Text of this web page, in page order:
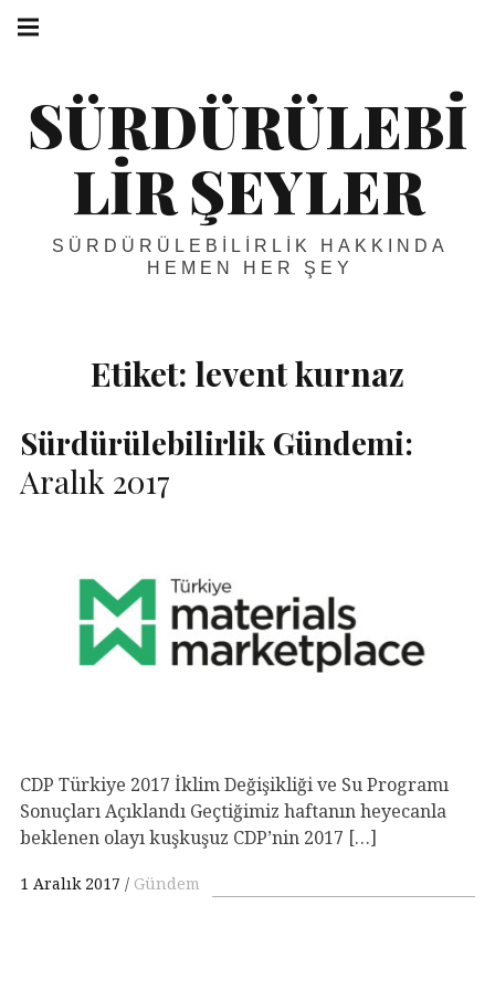
Skip
SÜRDÜRÜLEBI
LIR ŞEYLER
SÜRDÜRÜLEBILIRLIK HAKKINDA
HEMEN HER ŞEY
navigation
Etiket: levent kurnaz
Sürdürülebilirlik Gündemi:
Aralık 2017
CDP Türkiye 2017 İklim Değişikliği ve Su Programı
Sonuçları Açıklandı Geçtiğimiz haftanın heyecanla
beklenen olayı kuşkuşuz CDP’nin 2017 […]
1 Aralık 2017 Gündem